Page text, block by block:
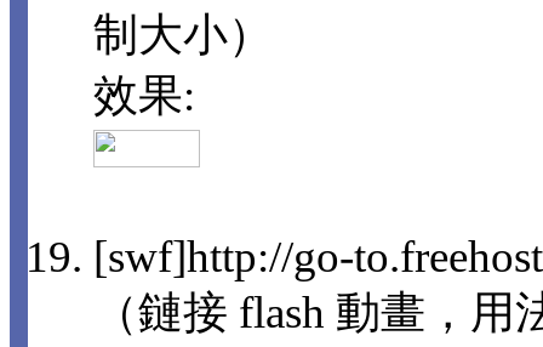
制大小）
效果:
[swf]http://go-
（鏈接 flash 動畫，